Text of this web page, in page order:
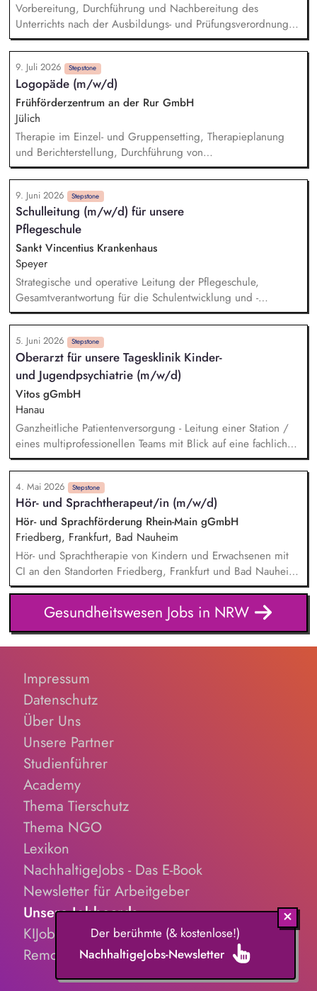
Vorbereitung, Durchführung und Nachbereitung des
Unterrichts nach der Ausbildungs- und Prüfungsverordnung in
der Pflege Klassenlehrerfunktionen (Fehlzeitenbearbeitung,
Klassenbuchführung) Erstellung und Bewertung von
Leistungskontrollen Betreuung der Schüler während der
Ausbildung in Theorie und Praxis, sowie im Praxiseinsatz
Durchführung von staatlichen Prüfungen Kontaktpflege und
Zusammenarbeit mit Kooperationspartnern, Behörden etc.
Mitwirken bei der Teilnehmergewinnung Aktive Mitarbeit bei
der Weiterentwicklung des Unterrichts und der
Kompetenzvermittlung
9. Juli 2026 Stepstone
Logopäde (m/w/d)
Frühförderzentrum an der Rur GmbH
Jülich
Therapie im Einzel- und Gruppensetting, Therapieplanung
und Berichterstellung, Durchführung von
Entwicklungsdiagnostiken, Elternberatung und Anleitung zur
sprachfördernden Unterstützung im Alltag, Netzwerkarbeit,
enge Zusammenarbeit mit unserem interdisziplinären Team
für eine bestmögliche Förderung der Kinder.
9. Juni 2026 Stepstone
Schulleitung (m/w/d) für unsere
Pflegeschule
Sankt Vincentius Krankenhaus
Speyer
Strategische und operative Leitung der Pflegeschule,
Gesamtverantwortung für die Schulentwicklung und -
organisation der Führung, Entwicklung und Unterstützung der
Lehrkräfte, Sicherstellung einer qualitativ hochwertigen
Ausbildung nach dem Pflegeberufegesetz (PflBG),
Weiterentwicklung innovativer Lehr- und Lernkonzepte der
generalistischen Pflegeausbildung, Planung, Organisation
und Durchführung der theoretischen und praktischen
Ausbildung
5. Juni 2026 Stepstone
Oberarzt für unsere Tagesklinik Kinder-
und Jugendpsychiatrie (m/w/d)
Vitos gGmbH
Hanau
Ganzheitliche Patientenversorgung - Leitung einer Station /
eines multiprofessionellen Teams mit Blick auf eine fachlich
fundierte und menschlich zugewandte Versorgung.
Supervision und fachliche Anleitung - Begleitung ärztlicher
und psychologischer Mitarbeitender sowie Förderung einer
reflektierten, wertschätzenden und patientenorientierten
Haltung. Weiterentwicklung des Versorgungsangebots -
Aktive Gestaltung passgenauer Angebote für Kinder,
Jugendliche und Familien sowie Mitwirkung an der
konzeptionellen Weiterentwicklung der Klinik.
4. Mai 2026 Stepstone
Hör- und Sprachtherapeut/in (m/w/d)
Hör- und Sprachförderung Rhein-Main gGmbH
Friedberg, Frankfurt, Bad Nauheim
Hör- und Sprachtherapie von Kindern und Erwachsenen mit
CI an den Standorten Friedberg, Frankfurt und Bad Nauheim
(MEDIAN Kaiserbergklinik) Einzel- und Gruppentherapie
Audiologische Kontrollen (Hörtests) und Diagnostik Beratung
von CI-Träger/innen Dokumentation der durchgeführten
Maßnahmen und Berichterstattung Interdisziplinärer
Austausch mit Kliniken und ambulant behandelnden
Gesundheitswesen Jobs in NRW
Impressum
Datenschutz
Über Uns
Unsere Partner
Studienführer
Academy
Thema Tierschutz
Thema NGO
Lexikon
NachhaltigeJobs - Das E-Book
Newsletter für Arbeitgeber
Unsere Jobboards
KIJobs.de
RemoteJobs.de
Der berühmte (& kostenlose!)
NachhaltigeJobs-Newsletter